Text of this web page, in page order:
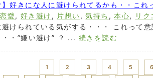
】好きにな人に避けられてるかも・・こ
恋愛,好き避け , 片想い,気持ち ,本心,
リク
けられている気がする・・・ これって
・”嫌い避け” ？ ... 続きを読む
1 2 3 4 5 6